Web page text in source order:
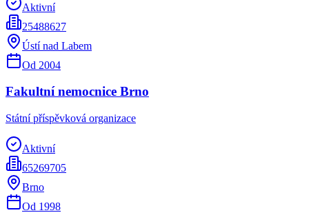
Aktivní
25488627
Ústí nad Labem
Od 2004
Fakultní nemocnice Brno
Státní příspěvková organizace
Aktivní
65269705
Brno
Od 1998